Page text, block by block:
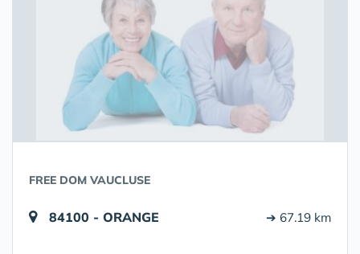
FREE DOM VAUCLUSE
84100 - ORANGE ➔ 67.19 km